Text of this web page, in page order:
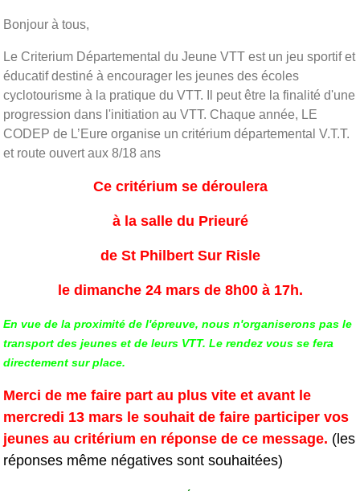
Bonjour à tous,
Le Criterium Départemental du Jeune VTT est un jeu sportif et
éducatif destiné à encourager les jeunes des écoles
cyclotourisme à la pratique du VTT. Il peut être la finalité d'une
progression dans l'initiation au VTT. Chaque année, LE
CODEP de L’Eure organise un critérium départemental V.T.T.
et route ouvert aux 8/18 ans
Ce critérium se déroulera
à la salle du Prieuré
de St Philbert Sur Risle
le dimanche 24 mars de 8h00 à 17h.
En vue de la proximité de l'épreuve, nous n'organiserons pas le
transport des jeunes et de leurs VTT. Le rendez vous se fera
directement sur place.
Merci de me faire part au plus vite et avant le
mercredi 13 mars le souhait de faire participer vos
jeunes au critérium en réponse de ce message. (les
réponses même négatives sont souhaitées)